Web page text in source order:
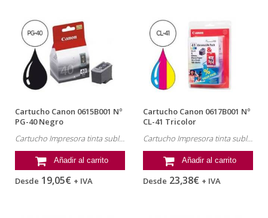
Cartucho Canon 0615B001 Nº
PG-40 Negro
Cartucho Impresora tinta sublimación Canon , referencia: 0615B001, MP190, MX310
Añadir al carrito
Desde 19,05€ + IVA
Cartucho Canon 0617B001 Nº
CL-41 Tricolor
Cartucho Impresora tinta sublimación Canon , referencia: 0617B001, MP190, MX310
Añadir al carrito
Desde 23,38€ + IVA